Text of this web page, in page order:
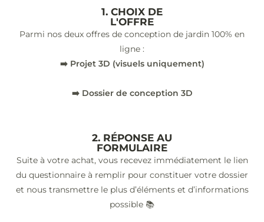
1. CHOIX DE
L'OFFRE
Parmi nos deux offres de conception de jardin 100% en
ligne :
➡️ Projet 3D (visuels uniquement)
➡️ Dossier de conception 3D
2. RÉPONSE AU
FORMULAIRE
Suite à votre achat, vous recevez immédiatement le lien
du questionnaire à remplir pour constituer votre dossier
et nous transmettre le plus d’éléments et d’informations
possible 📚